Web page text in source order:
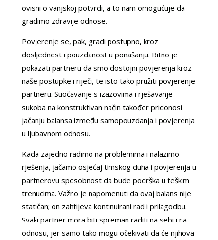
ovisni o vanjskoj potvrdi, a to nam omogućuje da
gradimo zdravije odnose.
Povjerenje se, pak, gradi postupno, kroz
dosljednost i pouzdanost u ponašanju. Bitno je
pokazati partneru da smo dostojni povjerenja kroz
naše postupke i riječi, te isto tako pružiti povjerenje
partneru. Suočavanje s izazovima i rješavanje
sukoba na konstruktivan način također pridonosi
jačanju balansa između samopouzdanja i povjerenja
u ljubavnom odnosu.
Kada zajedno radimo na problemima i nalazimo
rješenja, jačamo osjećaj timskog duha i povjerenja u
partnerovu sposobnost da bude podrška u teškim
trenucima. Važno je napomenuti da ovaj balans nije
statičan; on zahtijeva kontinuirani rad i prilagodbu.
Svaki partner mora biti spreman raditi na sebi i na
odnosu, jer samo tako mogu očekivati da će njihova